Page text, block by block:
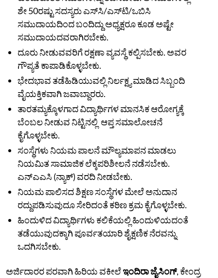
ಶೇ 50ರಷ್ಟು ಸದಸ್ಯರು ಎಸ್‌ಸಿ/ಎಸ್‌ಟಿ/ಒಬಿಸಿ
ಸಮುದಾಯದಿಂದ ಬಂದಿದ್ದು ಅಧ್ಯಕ್ಷರೂ ಕೂಡ ಅಷ್ಟೇ
ಸಮುದಾಯದವರಾಗಿರಬೇಕು.
ದೂರು ನೀಡುವವರಿಗೆ ರಕ್ಷಣಾ ವ್ಯವಸ್ಥೆ ಕಲ್ಪಿಸಬೇಕು. ಅವರ
ಗೌಪ್ಯತೆ ಕಾಪಾಡಿಕೊಳ್ಳಬೇಕು.
ಭೇದಭಾವ ತಡೆಹಿಡಿಯುವಲ್ಲಿ ನಿರ್ಲಕ್ಷ್ಯ ಮಾಡಿದ ಸಿಬ್ಬಂದಿ
ವೈಯಕ್ತಿಕವಾಗಿ ಜವಾಬ್ದಾರರು.
ತಾರತಮ್ಯಕ್ಕೊಳಗಾದ ವಿದ್ಯಾರ್ಥಿಗಳ ಮಾನಸಿಕ ಆರೋಗ್ಯಕ್ಕೆ
ಬೆಂಬಲ ನೀಡುವ ನಿಟ್ಟಿನಲ್ಲಿ ಆಪ್ತ ಸಮಾಲೋಚನೆ
ಕೈಗೊಳ್ಳಬೇಕು.
ಸಂಸ್ಥೆಗಳು ನಿಯಮ ಪಾಲನೆ ಮೌಲ್ಯಮಾಪನ ಮಾಡಲು
ನಿಯಮಿತ ಸಾಮಾಜಿಕ ಲೆಕ್ಕಪರಿಶೀಲನೆ ನಡೆಸಬೇಕು.
ಎನ್‌ಎಎಸಿ (ನ್ಯಾಕ್‌) ವರದಿ ನೀಡಬೇಕು.
ನಿಯಮ ಪಾಲಿಸದ ಶಿಕ್ಷಣ ಸಂಸ್ಥೆಗಳ ಮೇಲೆ ಅನುದಾನ
ರದ್ದುಪಡಿಸುವುದೂ ಸೇರಿದಂತೆ ಕಠಿಣ ಕ್ರಮ ಕೈಗೊಳ್ಳಬೇಕು.
ಹಿಂದುಳಿದ ವಿದ್ಯಾರ್ಥಿಗಳು ಕಲಿಕೆಯಲ್ಲಿ ಹಿಂದುಳಿಯದಂತೆ
ತಡೆಯುವುದಕ್ಕಾಗಿ ಪೂರ್ವತಯಾರಿ ಶೈಕ್ಷಣಿಕ ನೆರವನ್ನು
ಒದಗಿಸಬೇಕು.
ಅರ್ಜಿದಾರರ ಪರವಾಗಿ ಹಿರಿಯ ವಕೀಲೆಇಂದಿರಾ ಜೈಸಿಂಗ್‌, ಕೇಂದ್ರ